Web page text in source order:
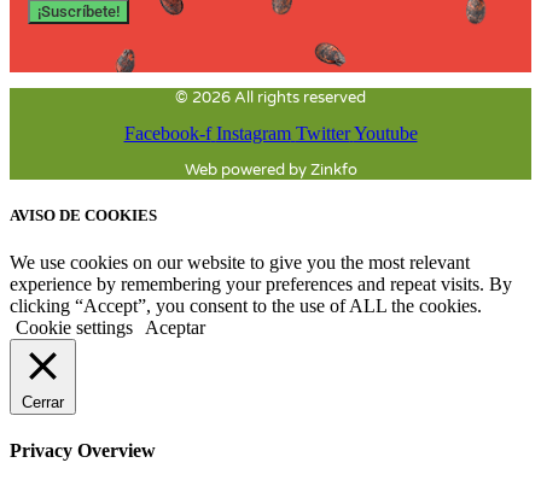
¡Suscríbete!
© 2026 All rights reserved
Facebook-f Instagram Twitter Youtube
Web powered by Zinkfo
AVISO DE COOKIES
We use cookies on our website to give you the most relevant
experience by remembering your preferences and repeat visits. By
clicking “Accept”, you consent to the use of ALL the cookies.
Cookie settings
Aceptar
Cerrar
Privacy Overview